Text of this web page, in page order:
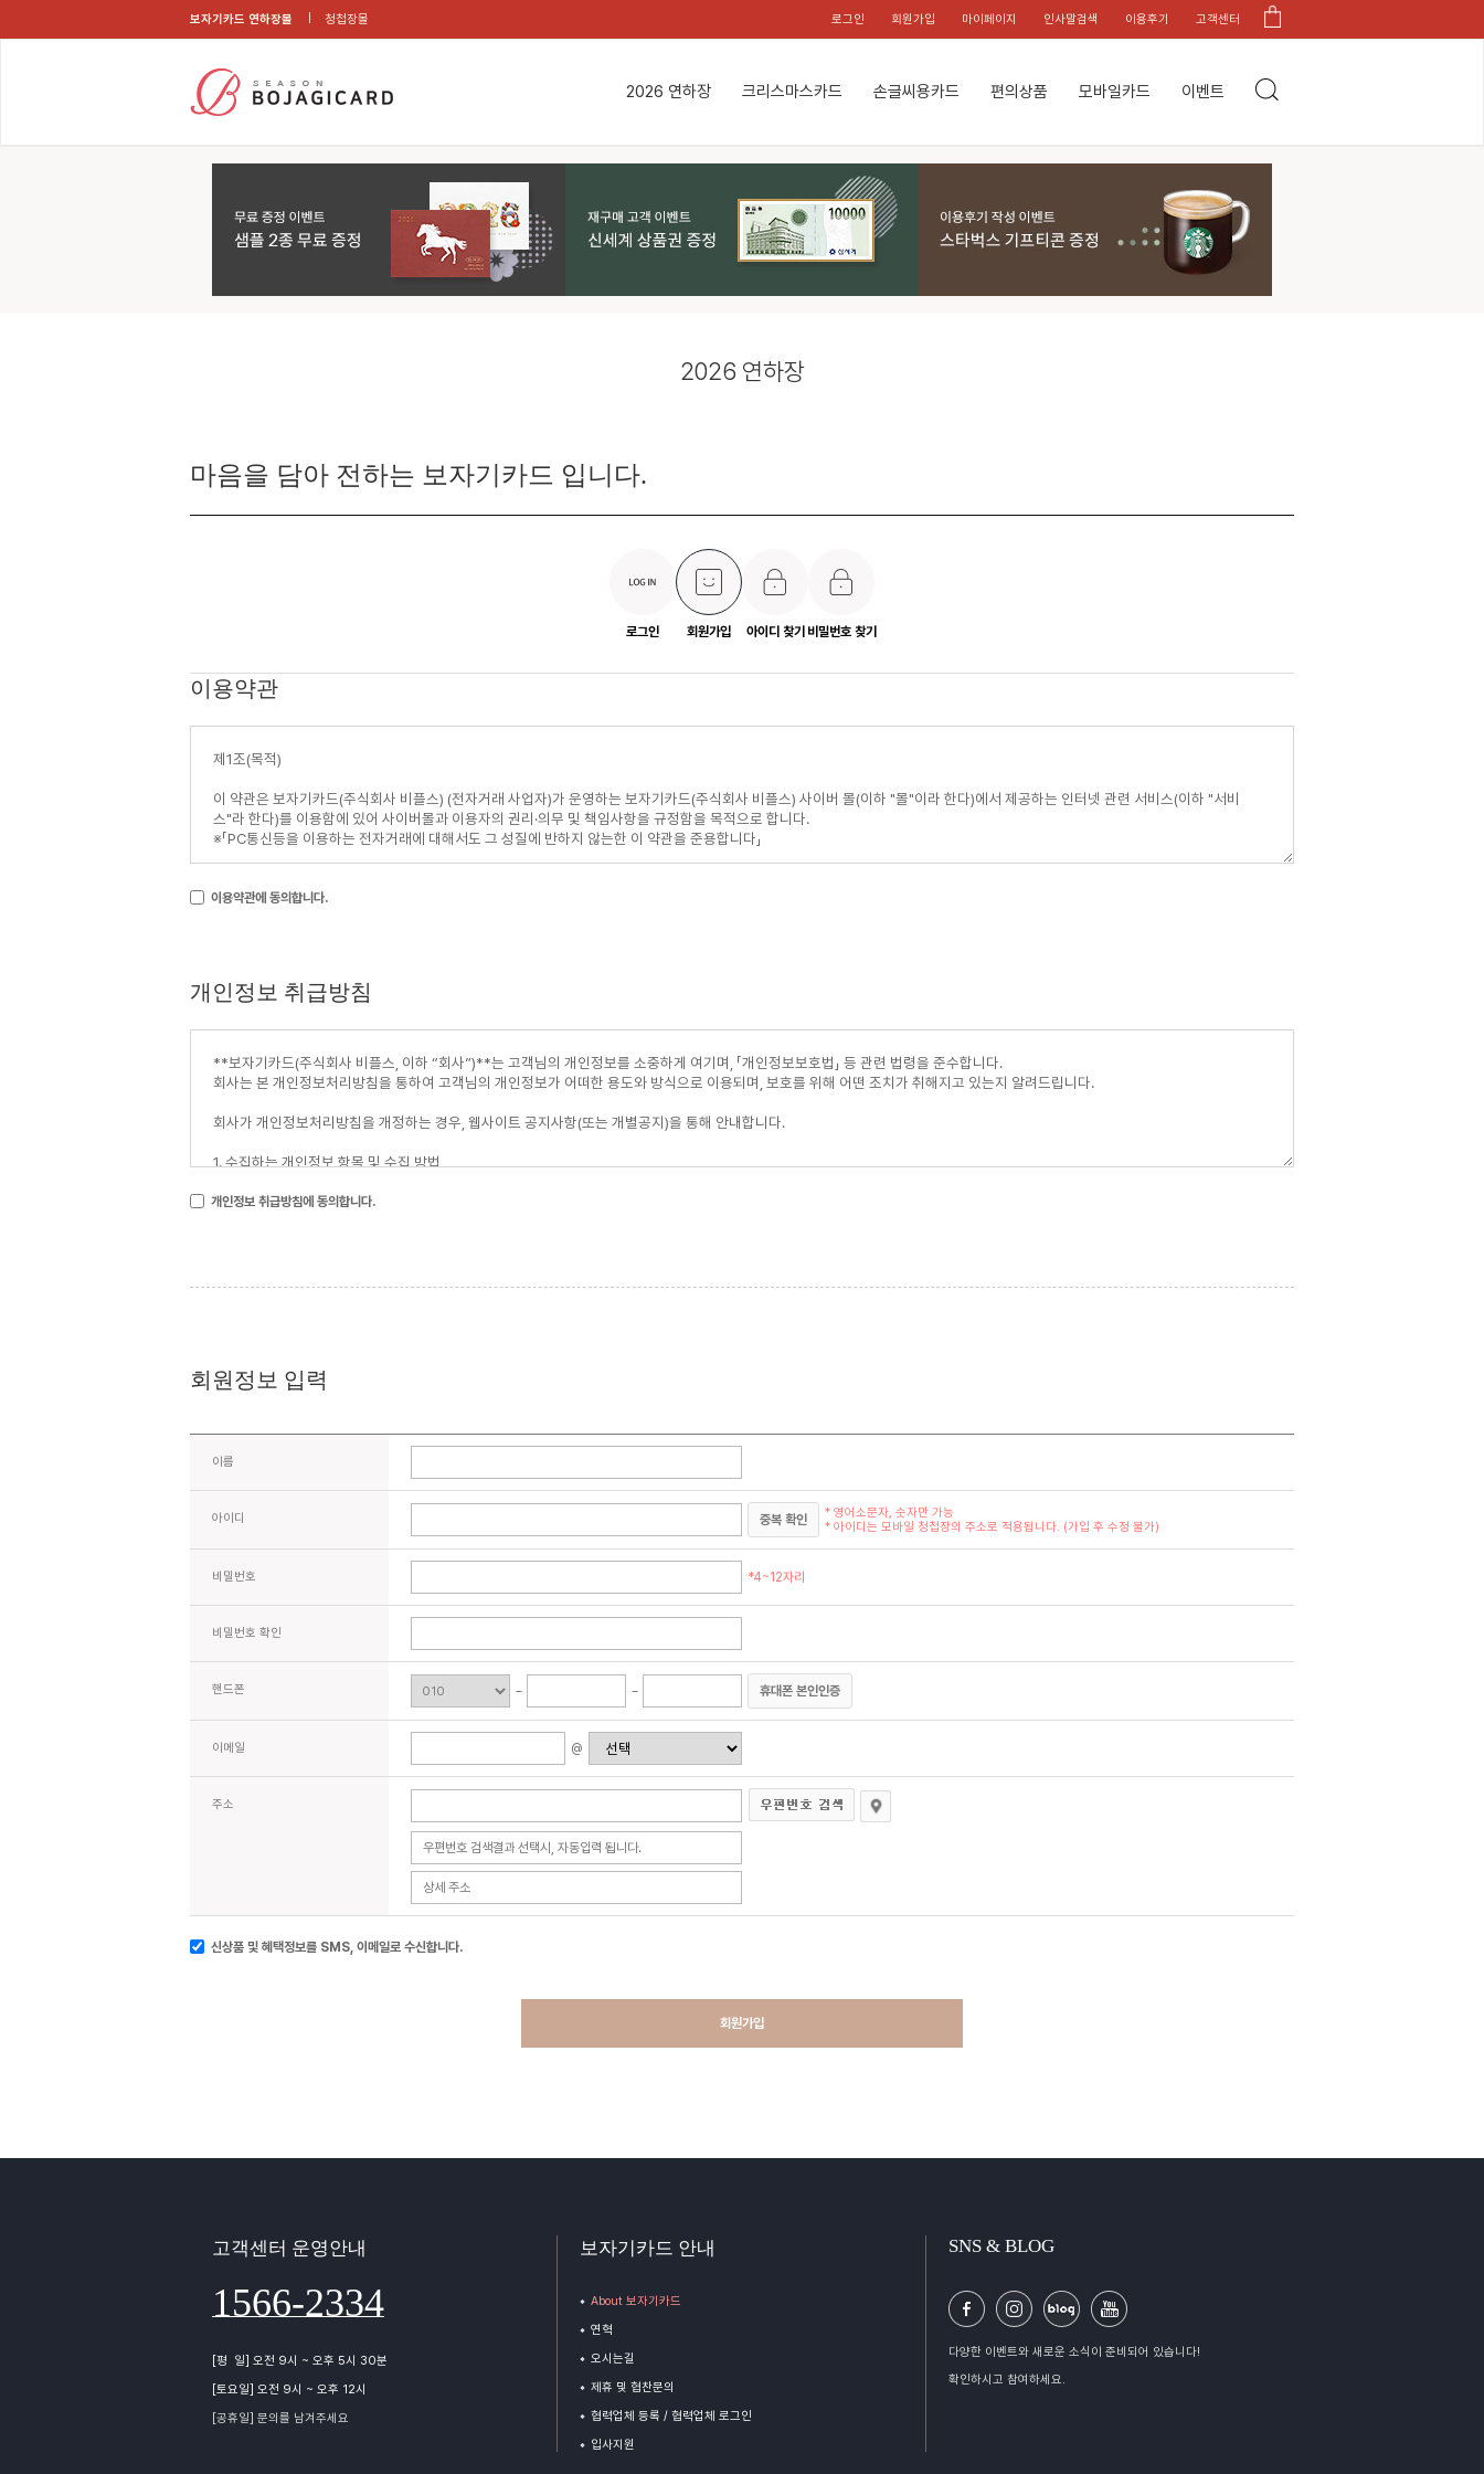
보자기카드 연하장몰 청첩장몰 로그인 회원가입 마이페이지 인사말검색 이용후기 고객센터
2026 연하장 크리스마스카드 손글씨용카드 편의상품 모바일카드 이벤트
2026 연하장
마음을 담아 전하는 보자기카드 입니다.
로그인 회원가입 아이디 찾기 비밀번호 찾기
이용약관
이용약관에 동의합니다.
개인정보 취급방침
개인정보 취급방침에 동의합니다.
회원정보 입력
이름
아이디 중복 확인
* 영어소문자, 숫자만 가능
* 아이디는 모바일 청첩장의 주소로 적용됩니다. (가입 후 수정 불가)
비밀번호 *4~12자리
비밀번호 확인
핸드폰 휴대폰 본인인증
이메일 @
주소
신상품 및 혜택정보를 SMS, 이메일로 수신합니다.
회원가입
고객센터 운영안내
1566-2334
[평 일] 오전 9시 ~ 오후 5시 30분
[토요일] 오전 9시 ~ 오후 12시
[공휴일] 문의를 남겨주세요
보자기카드 안내
About 보자기카드
연혁
오시는길
제휴 및 협찬문의
협력업체 등록 / 협력업체 로그인
입사지원
SNS & BLOG
다양한 이벤트와 새로운 소식이 준비되어 있습니다!
확인하시고 참여하세요.